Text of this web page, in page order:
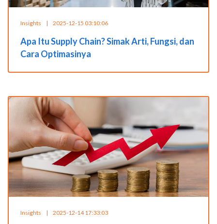
Insights | 2025-12-15 03:10:06
Apa Itu Supply Chain? Simak Arti, Fungsi, dan
Cara Optimasinya
Insights | 2025-12-14 17:33:03